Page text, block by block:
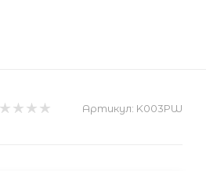
Артикул: K003PW